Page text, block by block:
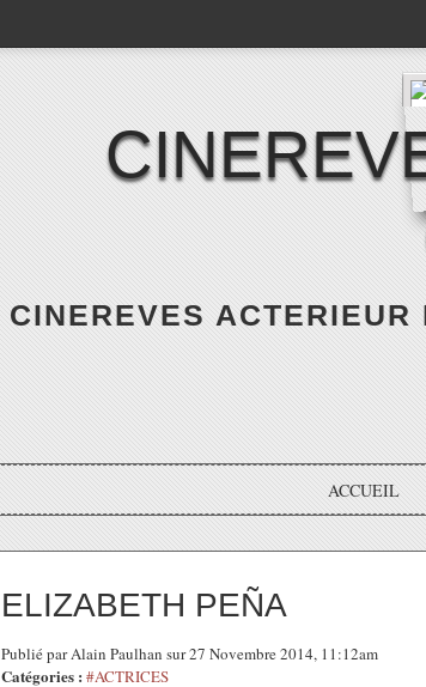
CINEREVES
ACCUEIL
ELIZABETH PEÑA
Publié par Alain Paulhan sur 27 Novembre 2014, 11:12am
Catégories : #ACTRICES